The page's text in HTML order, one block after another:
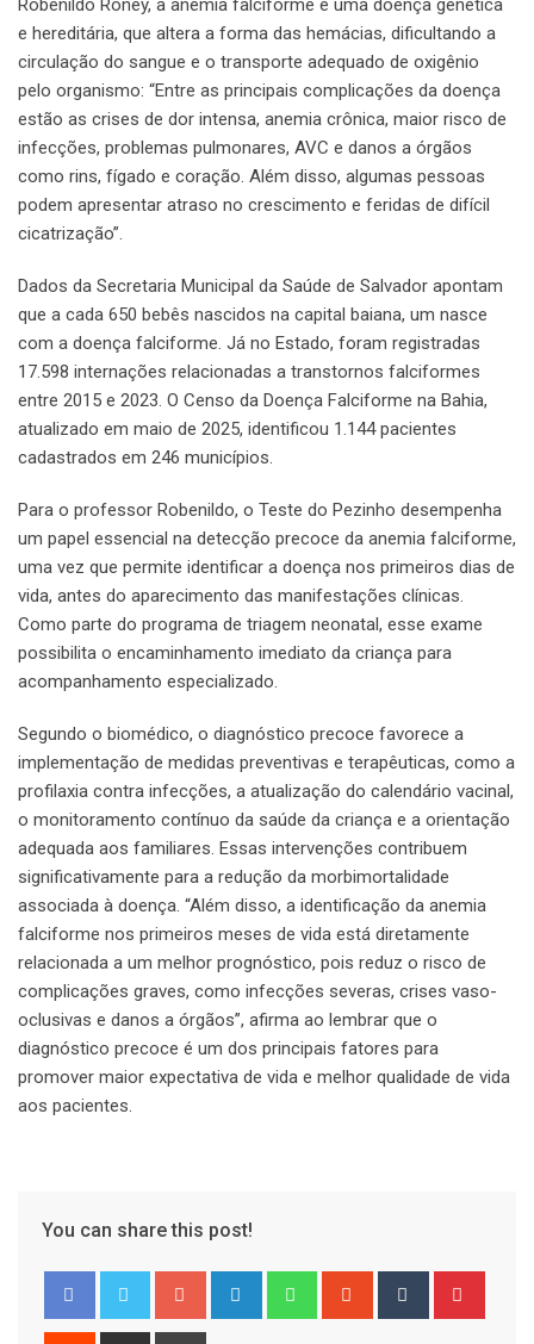
Robenildo Roney, a anemia falciforme é uma doença genética
e hereditária, que altera a forma das hemácias, dificultando a
circulação do sangue e o transporte adequado de oxigênio
pelo organismo: “Entre as principais complicações da doença
estão as crises de dor intensa, anemia crônica, maior risco de
infecções, problemas pulmonares, AVC e danos a órgãos
como rins, fígado e coração. Além disso, algumas pessoas
podem apresentar atraso no crescimento e feridas de difícil
cicatrização”.
Dados da Secretaria Municipal da Saúde de Salvador apontam
que a cada 650 bebês nascidos na capital baiana, um nasce
com a doença falciforme. Já no Estado, foram registradas
17.598 internações relacionadas a transtornos falciformes
entre 2015 e 2023. O Censo da Doença Falciforme na Bahia,
atualizado em maio de 2025, identificou 1.144 pacientes
cadastrados em 246 municípios.
Para o professor Robenildo, o Teste do Pezinho desempenha
um papel essencial na detecção precoce da anemia falciforme,
uma vez que permite identificar a doença nos primeiros dias de
vida, antes do aparecimento das manifestações clínicas.
Como parte do programa de triagem neonatal, esse exame
possibilita o encaminhamento imediato da criança para
acompanhamento especializado.
Segundo o biomédico, o diagnóstico precoce favorece a
implementação de medidas preventivas e terapêuticas, como a
profilaxia contra infecções, a atualização do calendário vacinal,
o monitoramento contínuo da saúde da criança e a orientação
adequada aos familiares. Essas intervenções contribuem
significativamente para a redução da morbimortalidade
associada à doença. “Além disso, a identificação da anemia
falciforme nos primeiros meses de vida está diretamente
relacionada a um melhor prognóstico, pois reduz o risco de
complicações graves, como infecções severas, crises vaso-
oclusivas e danos a órgãos”, afirma ao lembrar que o
diagnóstico precoce é um dos principais fatores para
promover maior expectativa de vida e melhor qualidade de vida
aos pacientes.
You can share this post!
Google+ LinkedIn WhatsappStumbleUpon
Tumblr